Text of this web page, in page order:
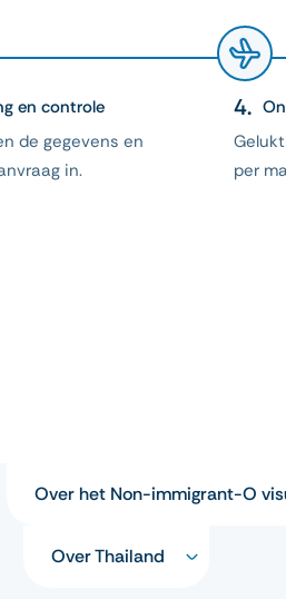
en controle
de gegevens en
in.
per
Over het Non-immigrant-O
Over Thailand